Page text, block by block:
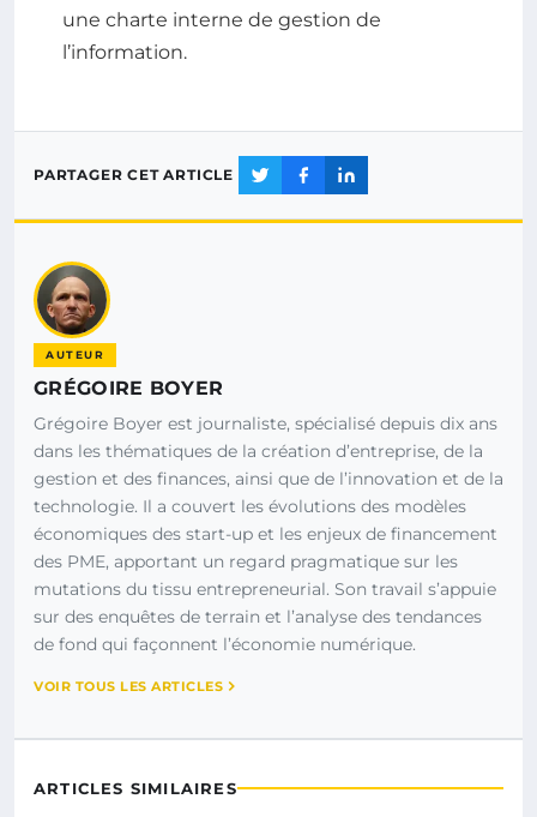
une charte interne de gestion de
l’information.
PARTAGER CET ARTICLE
AUTEUR
GRÉGOIRE BOYER
Grégoire Boyer est journaliste, spécialisé depuis dix ans
dans les thématiques de la création d’entreprise, de la
gestion et des finances, ainsi que de l’innovation et de la
technologie. Il a couvert les évolutions des modèles
économiques des start-up et les enjeux de financement
des PME, apportant un regard pragmatique sur les
mutations du tissu entrepreneurial. Son travail s’appuie
sur des enquêtes de terrain et l’analyse des tendances
de fond qui façonnent l’économie numérique.
VOIR TOUS LES ARTICLES
ARTICLES SIMILAIRES